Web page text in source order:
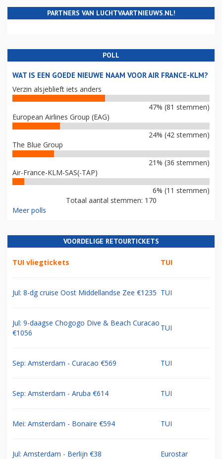
PARTNERS VAN LUCHTVAARTNIEUWS.NL!
POLL
WAT IS EEN GOEDE NIEUWE NAAM VOOR AIR FRANCE-KLM?
Verzin alsjeblieft iets anders
47% (81 stemmen)
European Airlines Group (EAG)
24% (42 stemmen)
The Blue Group
21% (36 stemmen)
Air-France-KLM-SAS(-TAP)
6% (11 stemmen)
Totaal aantal stemmen: 170
Meer polls
VOORDELIGE RETOURTICKETS
TUI vliegtickets TUI
Jul: 8-dg cruise Oost Middellandse Zee €1235 TUI
Jul: 9-daagse Chogogo Dive & Beach Curacao
€1056
TUI
Sep: Amsterdam - Curacao €569 TUI
Sep: Amsterdam - Aruba €614 TUI
Mei: Amsterdam - Bonaire €594 TUI
Jul: Amsterdam - Berlijn €38 Eurostar